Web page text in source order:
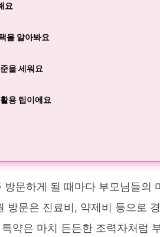
요
을 알아봐요
을 세워요
용 팁이에요
문하게 될 때마다 부모님들의
방문은 진료비, 약제비 등으로
약은 마치 든든한 조력자처럼